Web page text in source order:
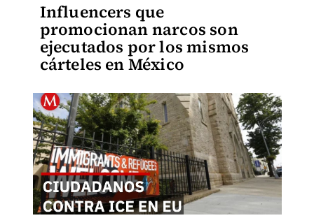
Influencers que
promocionan narcos son
ejecutados por los mismos
cárteles en México